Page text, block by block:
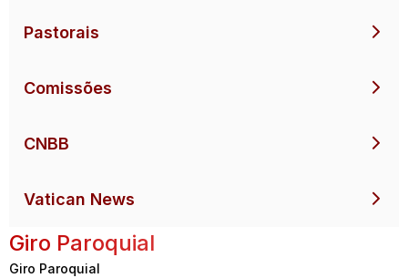
Pastorais
Comissões
CNBB
Vatican News
Giro Paroquial
Giro Paroquial